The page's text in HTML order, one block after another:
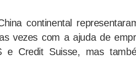
continental
vezes com a ajuda de
e Credit Suisse, mas